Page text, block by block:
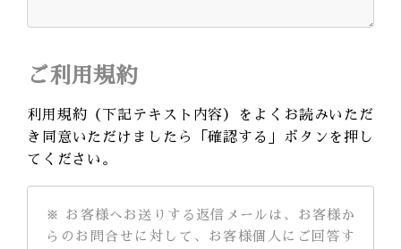
ご利用規約
利用規約（下記テキスト内容）をよくお読みいただ
き同意いただけましたら「確認する」ボタンを押し
てください。
※ お客様へお送りする返信メールは、お客様か
らのお問合せに対して、お客様個人にご回答す